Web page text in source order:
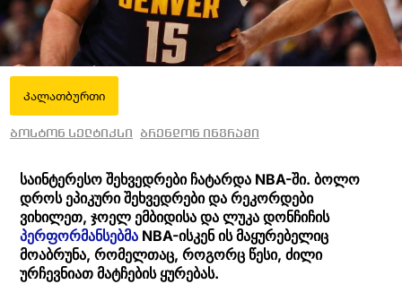
Კალათბურთი
ბოსტონ სელტიკსი ბრენდონ ინგრამი
საინტერესო შეხვედრები ჩატარდა NBA-ში. ბოლო
დროს ეპიკური შეხვედრები და რეკორდები
ვიხილეთ, ჯოელ ემბიდისა და ლუკა დონჩიჩის
პერფორმანსებმა NBA-ისკენ ის მაყურებელიც
მოაბრუნა, რომელთაც, როგორც წესი, ძილი
ურჩევნიათ მატჩების ყურებას.